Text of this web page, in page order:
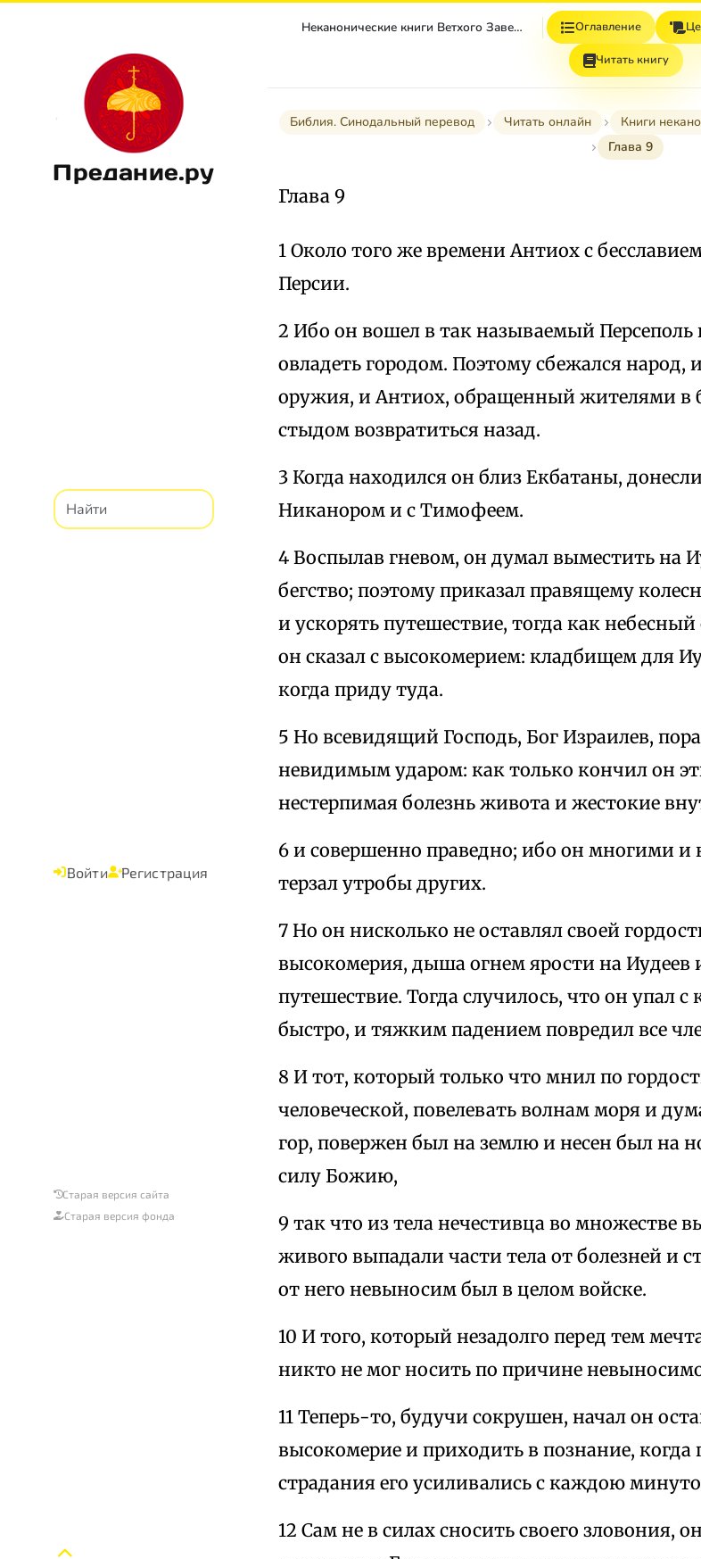
Предание.ру
Войти Регистрация
Старая версия сайта
Старая версия фонда
Неканонические книги Ветхого Завета Оглавление
Читать книгу
Библия. Синодальный перевод Читать онлайн Книги
Глава 9
Глава 9
1 Около того же времени Антиох с
Персии.
2 Ибо он вошел в так называемый Персеполь
овладеть городом. Поэтому сбежался
оружия, и Антиох, обращенный жителями в
стыдом возвратиться назад.
3 Когда находился он близ Екбатаны,
Никанором и с Тимофеем.
4 Воспылав гневом, он думал выместить на
бегство; поэтому приказал правящему
и ускорять путешествие, тогда как
он сказал с высокомерием: кладбищем для
когда приду туда.
5 Но всевидящий Господь, Бог Израилев,
невидимым ударом: как только кончил он
нестерпимая болезнь живота и жестокие
6 и совершенно праведно; ибо он многими
терзал утробы других.
7 Но он нисколько не оставлял своей
высокомерия, дыша огнем ярости на Иудеев
путешествие. Тогда случилось, что он упал с
быстро, и тяжким падением повредил все
8 И тот, который только что мнил по
человеческой, повелевать волнам моря и
гор, повержен был на землю и несен был на
силу Божию,
9 так что из тела нечестивца во множестве
живого выпадали части тела от болезней и
от него невыносим был в целом войске.
10 И того, который незадолго перед тем
никто не мог носить по причине
11 Теперь-то, будучи сокрушен, начал он
высокомерие и приходить в познание,
страдания его усиливались с каждою
12 Сам не в силах сносить своего зловония,